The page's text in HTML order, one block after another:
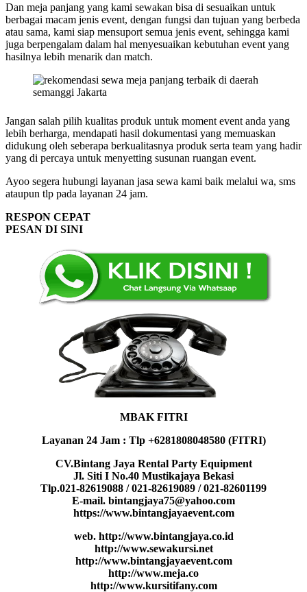
Dan meja panjang yang kami sewakan bisa di sesuaikan untuk
berbagai macam jenis event, dengan fungsi dan tujuan yang berbeda
atau sama, kami siap mensuport semua jenis event, sehingga kami
juga berpengalam dalam hal menyesuaikan kebutuhan event yang
hasilnya lebih menarik dan match.
Jangan salah pilih kualitas produk untuk moment event anda yang
lebih berharga, mendapati hasil dokumentasi yang memuaskan
didukung oleh seberapa berkualitasnya produk serta team yang hadir
yang di percaya untuk menyetting susunan ruangan event.
Ayoo segera hubungi layanan jasa sewa kami baik melalui wa, sms
ataupun tlp pada layanan 24 jam.
RESPON CEPAT
PESAN DI SINI
MBAK FITRI
Layanan 24 Jam : Tlp +6281808048580 (FITRI)
CV.Bintang Jaya Rental Party Equipment
Jl. Siti I No.40 Mustikajaya Bekasi
Tlp.021-82619088 / 021-82619089 / 021-82601199
E-mail. bintangjaya75@yahoo.com
https://www.bintangjayaevent.com
web. http://www.bintangjaya.co.id
http://www.sewakursi.net
http://www.bintangjayaevent.com
http://www.meja.co
http://www.kursitifany.com